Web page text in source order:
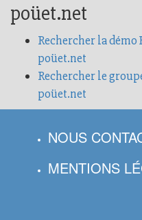
poüet.net
Rechercher la démo
poüet.net
Rechercher le
poüet.net
NOUS
MENTIONS